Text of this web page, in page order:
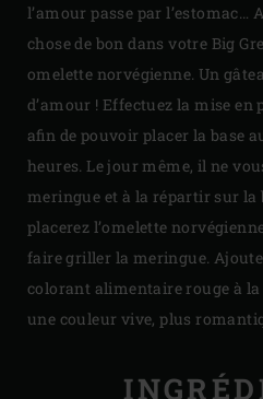
l’amour passe par l’estomac…
chose de bon dans votre Big
omelette norvégienne. Un
d’amour ! Effectuez la mise en
afin de pouvoir placer la base
heures. Le jour même, il ne
meringue et à la répartir sur la
placerez l’omelette
faire griller la meringue.
colorant alimentaire rouge à
une couleur vive, plus